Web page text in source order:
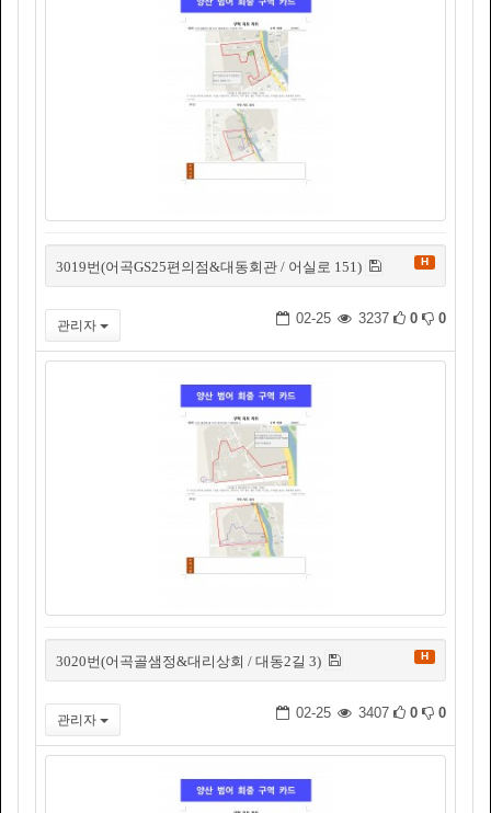
3019번(어곡GS25편의점&대동회관 / 어실로 151) H
관리자 02-25 3237 0 0
3020번(어곡골샘정&대리상회 / 대동2길 3) H
관리자 02-25 3407 0 0